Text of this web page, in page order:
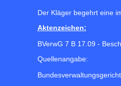
Der Kläger begehrt eine
Aktenzeichen:
BVerwG 7 B 17.09 -
Quellenangabe:
Bundesverwaltungsgericht